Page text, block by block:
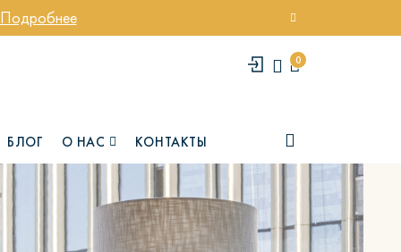
Подробнее
0
БЛОГ О НАС КОНТАКТЫ